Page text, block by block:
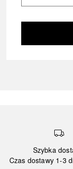
Szybka
Czas dostawy 1-3